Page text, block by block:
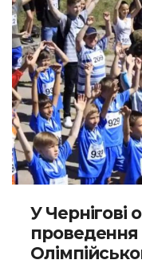
У Чернігові
проведення